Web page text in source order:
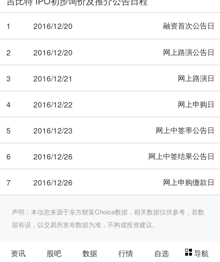
1 2016/12/20 融资首次公告日
2 2016/12/20 网上路演公告日
3 2016/12/21 网上路演日
4 2016/12/22 网上申购日
5 2016/12/23 网上中签率公告日
6 2016/12/26 网上中签结果公告日
7 2016/12/26 网上申购缴款日
声明：本信息来源于东方财富Choice数据，相关数据仅供参考，若数
据有误，以交易所发布数据为准，不构成投资建议。
资讯 股吧 数据 行情 自选 导航